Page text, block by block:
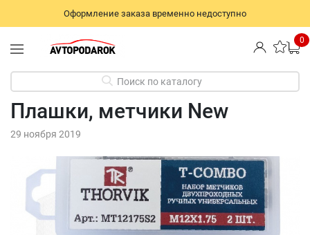
Оформление заказа временно недоступно
0
Поиск по каталогу
Плашки, метчики New
29 ноября 2019